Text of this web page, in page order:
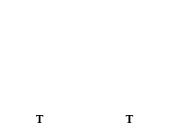
Τ Τ